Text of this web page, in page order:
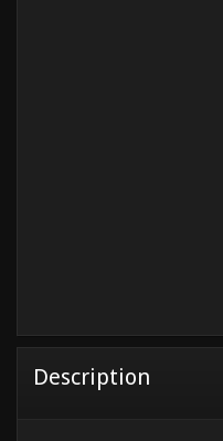
Description